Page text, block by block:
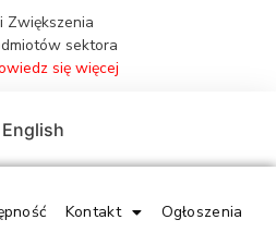
Zwiększenia
sektora
się więcej
English
Kontakt Ogłoszenia